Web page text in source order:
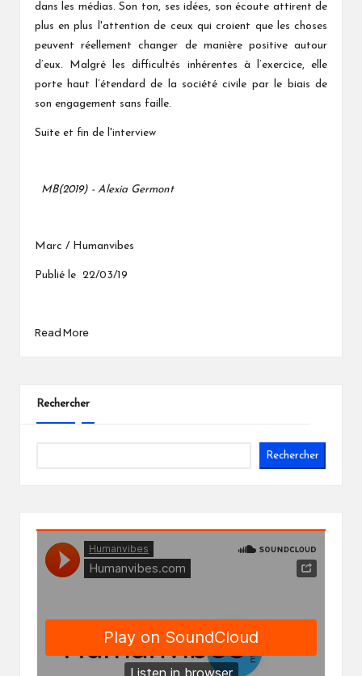
dans les médias. Son ton, ses idées, son écoute attirent de
plus en plus l'attention de ceux qui croient que les choses
peuvent réellement changer de manière positive autour
d’eux. Malgré les difficultés inhérentes à l’exercice, elle
porte haut l’étendard de la société civile par le biais de
son engagement sans faille.
Suite et fin de l'interview
MB(2019) - Alexia Germont
Marc / Humanvibes
Publié le 22/03/19
Read More
Rechercher
Rechercher